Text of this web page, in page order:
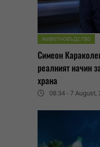
ЖИВОТНОВЪДСТВО
Симеон
реалният начин
храна
08:34 - 7 August,